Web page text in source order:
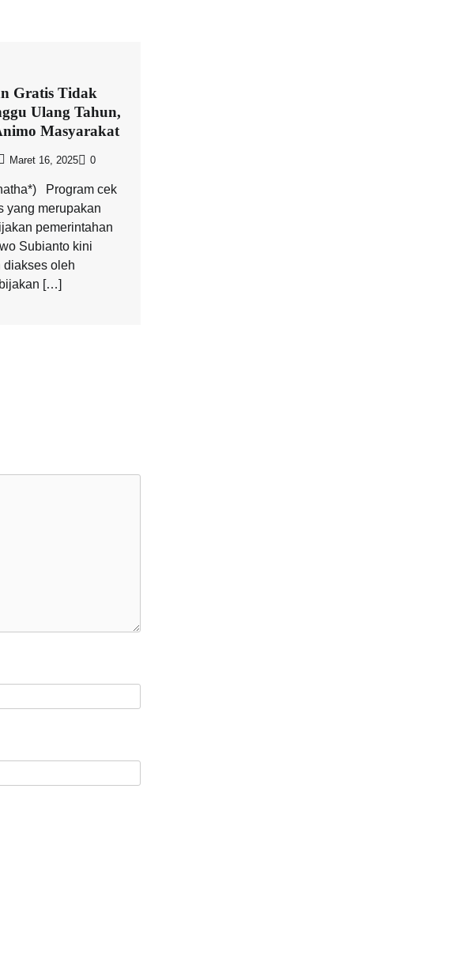
Gratis Tidak
Ulang Tahun,
Masyarakat
Maret 16, 2025 0
Program cek
yang merupakan
pemerintahan
Subianto kini
diakses oleh
[…]